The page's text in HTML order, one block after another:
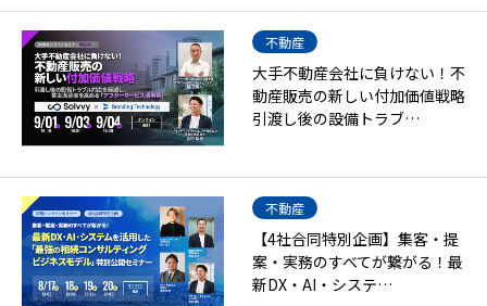
不動産
大手不動産会社に負けない！不
動産販売の新しい付加価値戦略
引渡し後の設備トラブ…
不動産
【4社合同特別企画】集客・提
案・実務のすべてが繋がる！最
新DX・AI・システ…